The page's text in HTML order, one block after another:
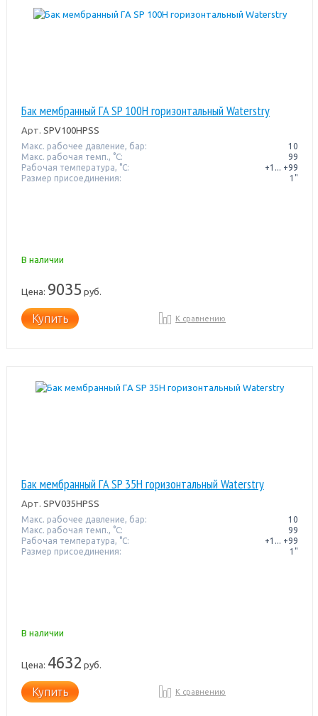
Бак мембранный ГA SP 100H горизонтальный Waterstry
Арт. SPV100HPSS
Макс. рабочее давление, бар:
10
Макс. рабочая темп., °С:
99
Рабочая температура, °C:
+1... +99
Размер присоединения:
1"
В наличии
Цена: 9035 руб.
Купить К сравнению
Бак мембранный ГA SP 35H горизонтальный Waterstry
Арт. SPV035HPSS
Макс. рабочее давление, бар:
10
Макс. рабочая темп., °С:
99
Рабочая температура, °C:
+1... +99
Размер присоединения:
1"
В наличии
Цена: 4632 руб.
Купить К сравнению